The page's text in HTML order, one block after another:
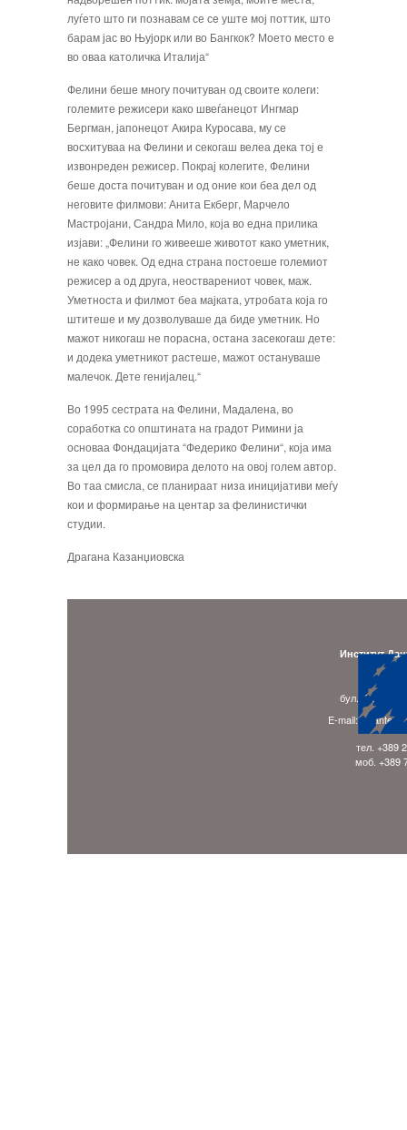
луѓето што ги познавам се сe уште мој поттик, што
барам јас во Њујорк или во Бангкок? Моето место е
во оваа католичка Италија“
Фелини беше многу почитуван од своите колеги:
големите режисери како швеѓанецот Ингмар
Бергман, јапонецот Акира Куросава, му се
восхитуваа на Фелини и секогаш велеа дека тој е
извонреден режисер. Покрај колегите, Фелини
беше доста почитуван и од оние кои беа дел од
неговите филмови: Анита Екберг, Марчело
Мастројани, Сандра Мило, која во една прилика
изјави: „Фелини го живееше животот како уметник,
не како човек. Од една страна постоеше големиот
режисер а од друга, неостварениот човек, маж.
Уметноста и филмот беа мајката, утробата која го
штитеше и му дозволуваше да биде уметник. Но
мажот никогаш не порасна, остана засекогаш дете:
и додека уметникот растеше, мажот остануваше
малечок. Дете генијалец.“
Во 1995 сестрата на Фелини, Мадалена, во
соработка со општината на градот Римини ја
основаа Фондацијата “Федерико Фелини“, која има
за цел да го промовира делото на овој голем автор.
Во таа смисла, се планираат низа иницијативи меѓу
кои и формирање на центар за фелинистички
студии.
Драгана Казанџиовска
Институт
бул. Гоце
E-mail:
тел. +389
моб. +389